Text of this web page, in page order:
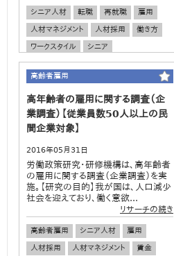
シニア人材 転職 再就職
雇用
人材マネジメント
人材採用
働き方
ワークスタイル
シニア
高齢者雇用
高年齢者の雇用に関する調査（企
業調査）【従業員数50人以上の民
間企業対象】
2016年05月31日
労働政策研究・研修機構は、高年齢者
の雇用に関する調査（企業調査）を実
施。【研究の目的】我が国は、人口減少
社会を迎えており、働く意欲...
リサーチの続き
高齢者雇用 シニア人材
雇用
人材採用
人材マネジメント 賃金